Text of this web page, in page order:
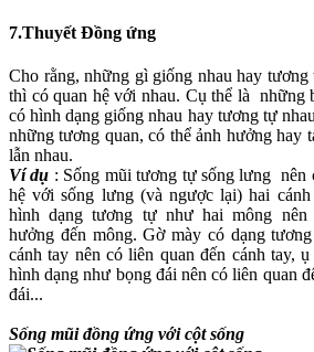
7.Thuyết Đồng ứng
Cho rằng, những gì giống nhau hay tương
thì có quan hệ với nhau. Cụ thể là những
có hình dạng giống nhau hay tương tự
những tương quan, có thể ảnh hưởng hay
lẫn nhau.
Ví dụ : Sống mũi tương tự sống lưng nên
hệ với sống lưng (và ngược lại) hai
hình dạng tương tự như hai mông nên
hưởng đến mông. Gờ mày có dạng
cánh tay nên có liên quan đến cánh tay,
hình dạng như bọng đái nên có liên quan
đái...
Sống mũi đồng ứng với cột sống